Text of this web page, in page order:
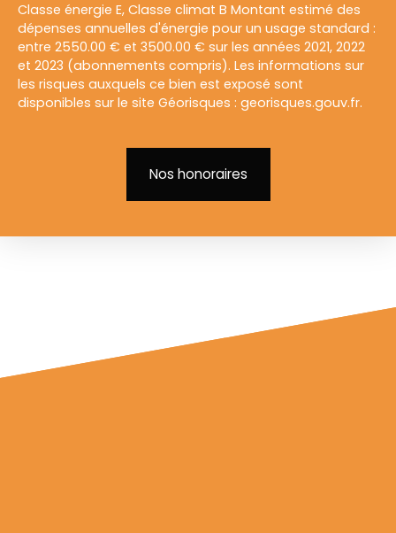
Classe énergie E, Classe climat B Montant estimé des
dépenses annuelles d'énergie pour un usage standard :
entre 2550.00 € et 3500.00 € sur les années 2021, 2022
et 2023 (abonnements compris). Les informations sur
les risques auxquels ce bien est exposé sont
disponibles sur le site Géorisques : georisques.gouv.fr.
Nos honoraires